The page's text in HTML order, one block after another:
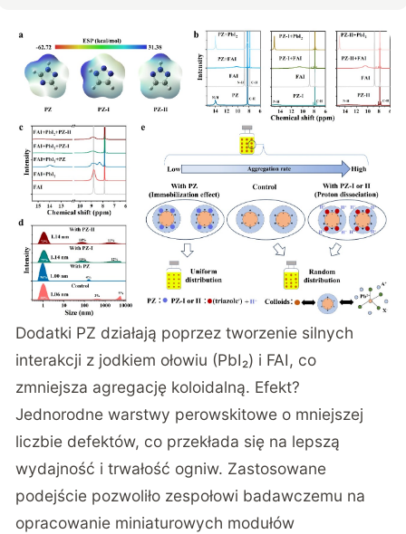
Dodatki PZ działają poprzez tworzenie silnych
interakcji z jodkiem ołowiu (PbI₂) i FAI, co
zmniejsza agregację koloidalną. Efekt?
Jednorodne warstwy perowskitowe o mniejszej
liczbie defektów, co przekłada się na lepszą
wydajność i trwałość ogniw. Zastosowane
podejście pozwoliło zespołowi badawczemu na
opracowanie miniaturowych modułów